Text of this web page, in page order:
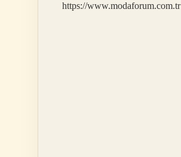
https://www.modaforum.com.tr